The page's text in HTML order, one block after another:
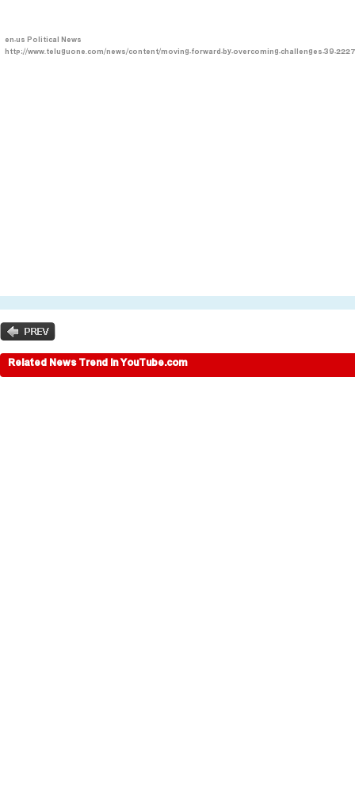
en-usPolitical News
http://www.teluguone.com/news/content/moving-forward-by-overcoming-challenges-39-